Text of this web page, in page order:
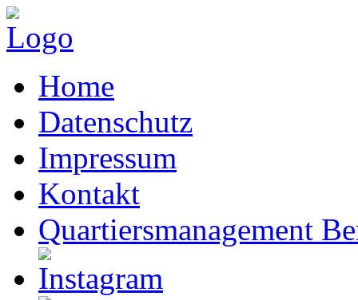
Home
Datenschutz
Impressum
Kontakt
Quartiersmanagement